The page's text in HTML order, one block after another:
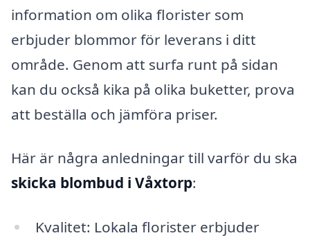
information om olika florister som
erbjuder blommor för leverans i ditt
område. Genom att surfa runt på sidan
kan du också kika på olika buketter, prova
att beställa och jämföra priser.
Här är några anledningar till varför du ska
skicka blombud i Våxtorp:
Kvalitet: Lokala florister erbjuder